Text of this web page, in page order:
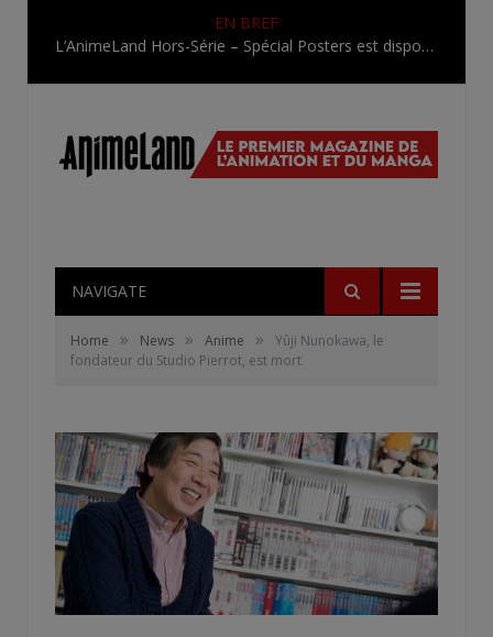
EN BREF
L’AnimeLand Hors-Série – Spécial Posters est disponible !
NAVIGATE
Home » News » Anime »
Yûji Nunokawa, le
fondateur du Studio Pierrot, est mort